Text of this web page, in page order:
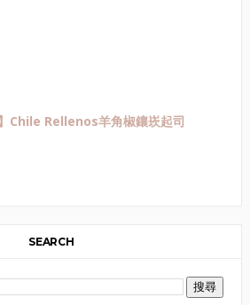
】Chile Rellenos羊角椒鑲崁起司
SEARCH